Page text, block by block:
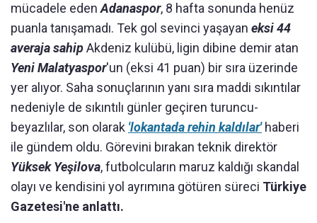
mücadele edenAdanaspor, 8 hafta sonunda henüz
puanla tanışamadı. Tek gol sevinci yaşayan eksi 44
averaja sahipAkdeniz kulübü, ligin dibine demir atan
Yeni Malatyaspor'un (eksi 41 puan) bir sıra üzerinde
yer alıyor. Saha sonuçlarının yanı sıra maddi sıkıntılar
nedeniyle de sıkıntılı günler geçiren turuncu-
beyazlılar, son olarak 'lokantada rehin kaldılar'haberi
ile gündem oldu. Görevini bırakan teknik direktör
Yüksek Yeşilova, futbolcuların maruz kaldığı skandal
olayı ve kendisini yol ayrımına götüren süreci Türkiye
Gazetesi'ne anlattı.